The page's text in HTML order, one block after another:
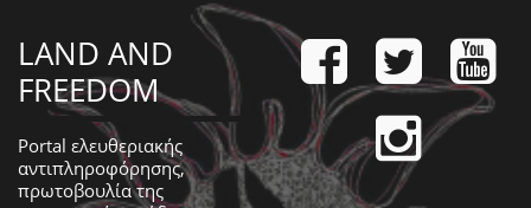
LAND AND
FREEDOM
Portal ελευθεριακής
αντιπληροφόρησης,
πρωτοβουλία της